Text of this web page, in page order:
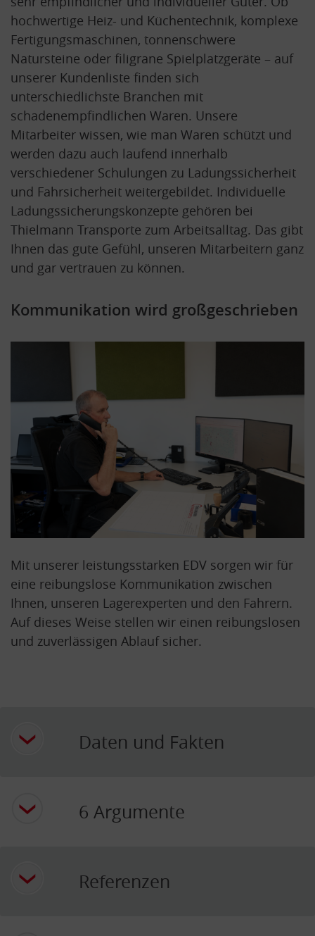
hochwertige Heiz- und Küchentechnik, komplexe
Fertigungsmaschinen, tonnenschwere
Natursteine oder filigrane Spielplatzgeräte – auf
unserer Kundenliste finden sich
unterschiedlichste Branchen mit
schadenempfindlichen Waren. Unsere
Mitarbeiter wissen, wie man Waren schützt und
werden dazu auch laufend innerhalb
verschiedener Schulungen zu Ladungssicherheit
und Fahrsicherheit weitergebildet. Individuelle
Ladungssicherungskonzepte gehören bei
Thielmann Transporte zum Arbeitsalltag. Das gibt
Ihnen das gute Gefühl, unseren Mitarbeitern ganz
und gar vertrauen zu können.
Kommunikation wird großgeschrieben
Mit unserer leistungsstarken EDV sorgen wir für
eine reibungslose Kommunikation zwischen
Ihnen, unseren Lagerexperten und den Fahrern.
Auf dieses Weise stellen wir einen reibungslosen
und zuverlässigen Ablauf sicher.
Daten und Fakten
6 Argumente
Referenzen